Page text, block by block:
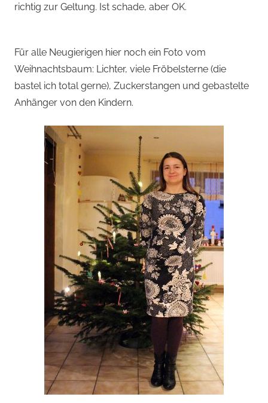
richtig zur Geltung. Ist schade, aber OK.
Für alle Neugierigen hier noch ein Foto vom
Weihnachtsbaum: Lichter, viele Fröbelsterne (die
bastel ich total gerne), Zuckerstangen und gebastelte
Anhänger von den Kindern.